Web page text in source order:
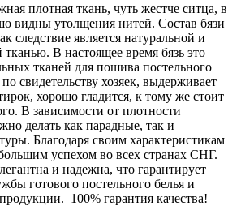
плотная ткань, чуть жестче ситца, в
видны утолщения нитей. Состав бязи
является натуральной и
В настоящее время бязь это
тканей для пошива постельного
по свидетельству хозяек, выдерживает
хорошо гладится, к тому же стоит
В зависимости от плотности
делать как парадные, так и
Благодаря своим характеристикам
успехом во всех странах СНГ.
и надежна, что гарантирует
готового постельного белья и
100% гарантия качества!